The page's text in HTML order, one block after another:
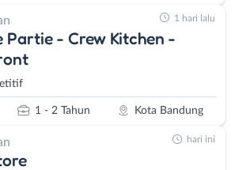
Partie - Crew Kitchen -
1 - 2 Tahun Kota Bandung
1 hari lalu
hari ini